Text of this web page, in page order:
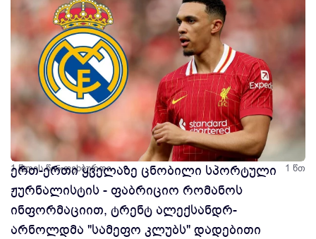
1 წლის წინ ფეხბურთი 1 წთ
ერთ-ერთი ყველაზე ცნობილი სპორტული
ჟურნალისტის - ფაბრიციო რომანოს
ინფორმაციით, ტრენტ ალექსანდრ-
არნოლდმა "სამეფო კლუბს" დადებითი